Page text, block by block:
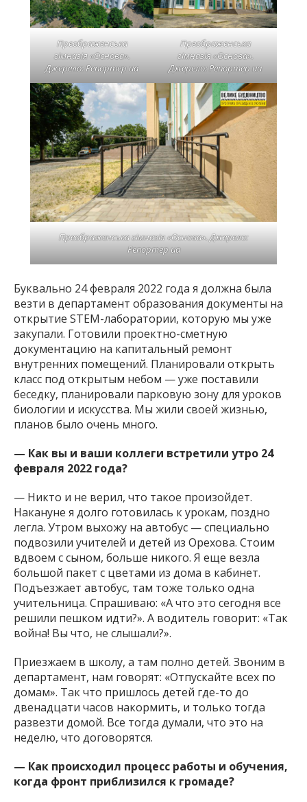
Преображенська
гімназія «Основа».
Джерело: Репортер ua
Преображенська
гімназія «Основа».
Джерело: Репортер ua
Преображенська гімназія «Основа». Джерело:
Репортер ua
Буквально 24 февраля 2022 года я должна была
везти в департамент образования документы на
открытие STEM-лаборатории, которую мы уже
закупали. Готовили проектно-сметную
документацию на капитальный ремонт
внутренних помещений. Планировали открыть
класс под открытым небом — уже поставили
беседку, планировали парковую зону для уроков
биологии и искусства. Мы жили своей жизнью,
планов было очень много.
— Как вы и ваши коллеги встретили утро 24
февраля 2022 года?
— Никто и не верил, что такое произойдет.
Накануне я долго готовилась к урокам, поздно
легла. Утром выхожу на автобус — специально
подвозили учителей и детей из Орехова. Стоим
вдвоем с сыном, больше никого. Я еще везла
большой пакет с цветами из дома в кабинет.
Подъезжает автобус, там тоже только одна
учительница. Спрашиваю: «А что это сегодня все
решили пешком идти?». А водитель говорит: «Так
война! Вы что, не слышали?».
Приезжаем в школу, а там полно детей. Звоним в
департамент, нам говорят: «Отпускайте всех по
домам». Так что пришлось детей где-то до
двенадцати часов накормить, и только тогда
развезти домой. Все тогда думали, что это на
неделю, что договорятся.
— Как происходил процесс работы и обучения,
когда фронт приблизился к громаде?